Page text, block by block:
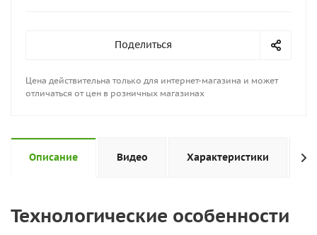
Поделиться
Цена действительна только для интернет-магазина и может
отличаться от цен в розничных магазинах
Описание Видео Характеристики
Технологические особенности